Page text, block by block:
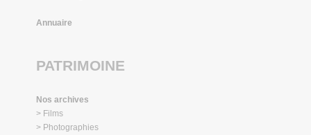
Annuaire
PATRIMOINE
Nos archives
> Films
> Photographies